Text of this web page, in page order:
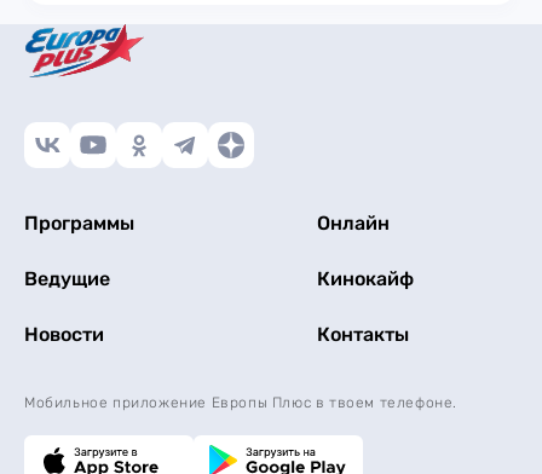
Программы Онлайн
Ведущие Кинокайф
Новости Контакты
Мобильное приложение Европы Плюс в твоем телефоне.